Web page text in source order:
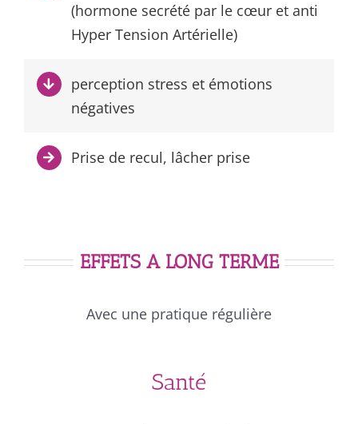
(hormone secrété par le cœur et anti
Hyper Tension Artérielle)
perception stress et émotions
négatives
Prise de recul, lâcher prise
EFFETS A LONG TERME
Avec une pratique régulière
Santé